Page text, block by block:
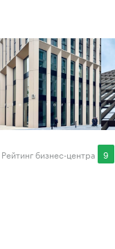
Рейтинг бизнес-центра 9